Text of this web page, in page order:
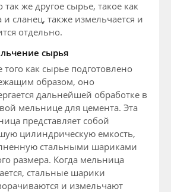
так же другое сырье, такое как
и сланец, также измельчается и
отдельно.
сырья
того как сырье подготовлено
образом, оно
дальнейшей обработке в
мельнице для цемента. Эта
представляет собой
цилиндрическую емкость,
стальными шариками
размера. Когда мельница
стальные шарики
и измельчают